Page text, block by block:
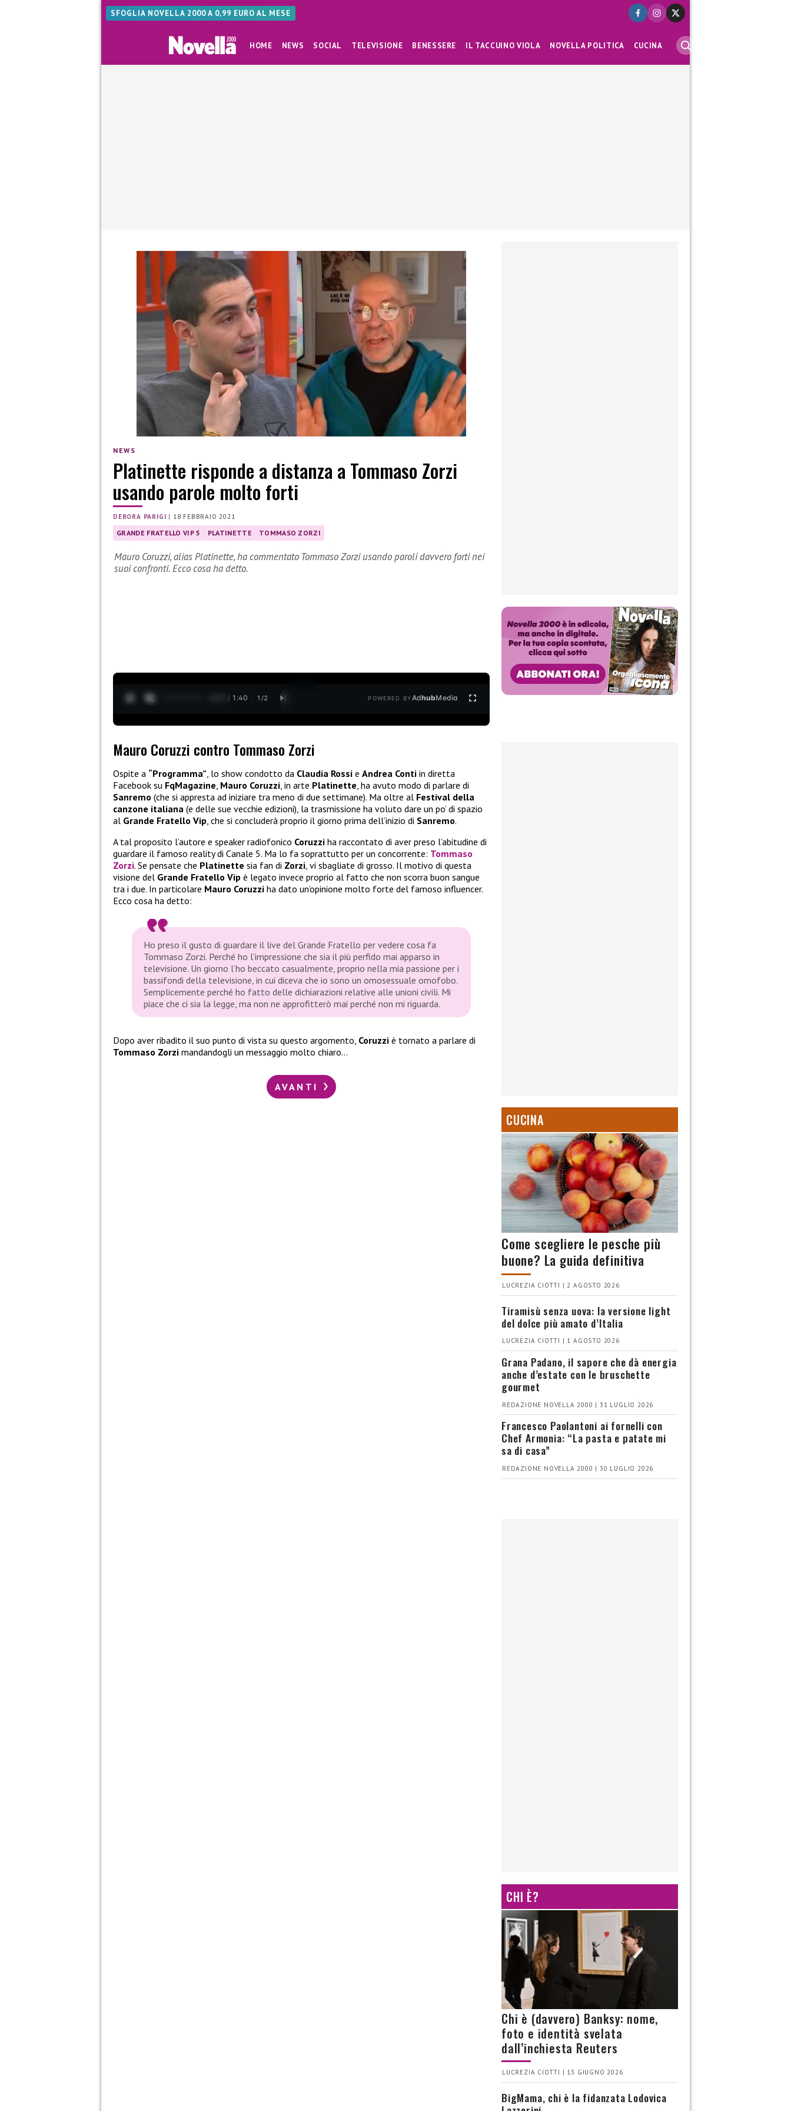
SFOGLIA NOVELLA 2000 A 0,99 EURO AL MESE
HOME NEWS SOCIAL TELEVISIONE BENESSERE IL TACCUINO VIOLA NOVELLA POLITICA CUCINA
NEWS
Platinette risponde a distanza a Tommaso Zorzi
usando parole molto forti
DEBORA PARIGI | 18 FEBBRAIO 2021
GRANDE FRATELLO VIP 5 PLATINETTE TOMMASO ZORZI
Mauro Coruzzi, alias Platinette, ha commentato Tommaso Zorzi usando paroli davvero forti nei
suoi confronti. Ecco cosa ha detto.
0:28 / 1:40 1 /2 POWERED BYAdhubMedia
Mauro Coruzzi contro Tommaso Zorzi
Ospite a “Programma”, lo show condotto da Claudia Rossi e Andrea Conti in diretta
Facebook su FqMagazine, Mauro Coruzzi, in arte Platinette, ha avuto modo di parlare di
Sanremo (che si appresta ad iniziare tra meno di due settimane). Ma oltre al Festival della
canzone italiana (e delle sue vecchie edizioni), la trasmissione ha voluto dare un po’ di spazio
al Grande Fratello Vip, che si concluderà proprio il giorno prima dell’inizio di Sanremo.
A tal proposito l’autore e speaker radiofonico Coruzzi ha raccontato di aver preso l’abitudine di
guardare il famoso reality di Canale 5. Ma lo fa soprattutto per un concorrente: Tommaso
Zorzi. Se pensate che Platinette sia fan di Zorzi, vi sbagliate di grosso. Il motivo di questa
visione del Grande Fratello Vip è legato invece proprio al fatto che non scorra buon sangue
tra i due. In particolare Mauro Coruzzi ha dato un’opinione molto forte del famoso influencer.
Ecco cosa ha detto:
Ho preso il gusto di guardare il live del Grande Fratello per vedere cosa fa
Tommaso Zorzi. Perché ho l’impressione che sia il più perfido mai apparso in
televisione. Un giorno l’ho beccato casualmente, proprio nella mia passione per i
bassifondi della televisione, in cui diceva che io sono un omosessuale omofobo.
Semplicemente perché ho fatto delle dichiarazioni relative alle unioni civili. Mi
piace che ci sia la legge, ma non ne approfitterò mai perché non mi riguarda.
Dopo aver ribadito il suo punto di vista su questo argomento, Coruzzi è tornato a parlare di
Tommaso Zorzi mandandogli un messaggio molto chiaro…
AVANTI
CUCINA
Come scegliere le pesche più
buone? La guida definitiva
LUCREZIA CIOTTI | 2 AGOSTO 2026
Tiramisù senza uova: la versione light
del dolce più amato d’Italia
LUCREZIA CIOTTI | 1 AGOSTO 2026
Grana Padano, il sapore che dà energia
anche d’estate con le bruschette
gourmet
REDAZIONE NOVELLA 2000 | 31 LUGLIO 2026
Francesco Paolantoni ai fornelli con
Chef Armonia: “La pasta e patate mi
sa di casa”
REDAZIONE NOVELLA 2000 | 30 LUGLIO 2026
CHI È?
Chi è (davvero) Banksy: nome,
foto e identità svelata
dall’inchiesta Reuters
LUCREZIA CIOTTI | 13 GIUGNO 2026
BigMama, chi è la fidanzata Lodovica